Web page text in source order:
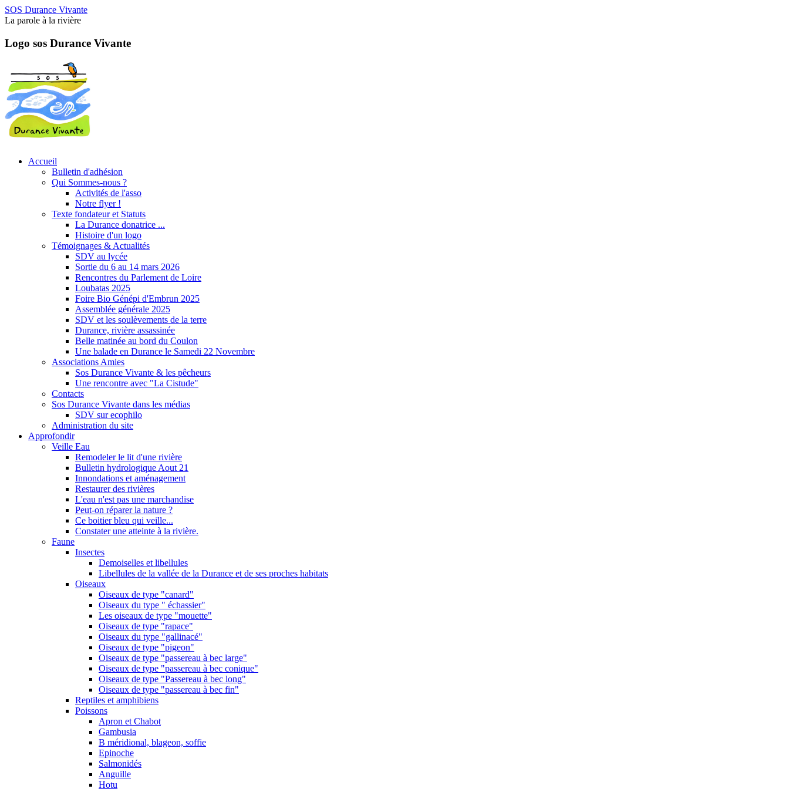
SOS Durance Vivante
La parole à la rivière
Logo sos Durance Vivante
Accueil
Bulletin d'adhésion
Qui Sommes-nous ?
Activités de l'asso
Notre flyer !
Texte fondateur et Statuts
La Durance donatrice ...
Histoire d'un logo
Témoignages & Actualités
SDV au lycée
Sortie du 6 au 14 mars 2026
Rencontres du Parlement de Loire
Loubatas 2025
Foire Bio Génépi d'Embrun 2025
Assemblée générale 2025
SDV et les soulèvements de la terre
Durance, rivière assassinée
Belle matinée au bord du Coulon
Une balade en Durance le Samedi 22 Novembre
Associations Amies
Sos Durance Vivante & les pêcheurs
Une rencontre avec "La Cistude"
Contacts
Sos Durance Vivante dans les médias
SDV sur ecophilo
Administration du site
Approfondir
Veille Eau
Remodeler le lit d'une rivière
Bulletin hydrologique Aout 21
Innondations et aménagement
Restaurer des rivières
L'eau n'est pas une marchandise
Peut-on réparer la nature ?
Ce boitier bleu qui veille...
Constater une atteinte à la rivière.
Faune
Insectes
Demoiselles et libellules
Libellules de la vallée de la Durance et de ses proches habitats
Oiseaux
Oiseaux de type "canard"
Oiseaux du type " échassier"
Les oiseaux de type "mouette"
Oiseaux de type "rapace"
Oiseaux du type "gallinacé"
Oiseaux de type "pigeon"
Oiseaux de type "passereau à bec large"
Oiseaux de type "passereau à bec conique"
Oiseaux de type "Passereau à bec long"
Oiseaux de type "passereau à bec fin"
Reptiles et amphibiens
Poissons
Apron et Chabot
Gambusia
B méridional, blageon, soffie
Epinoche
Salmonidés
Anguille
Hotu